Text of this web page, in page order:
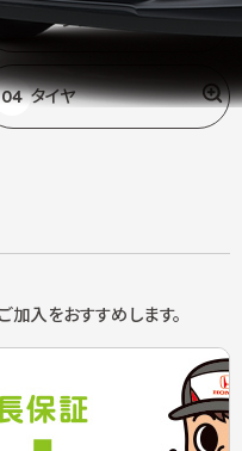
02 エンジン
04 タイヤ
ご加入をおすすめします。